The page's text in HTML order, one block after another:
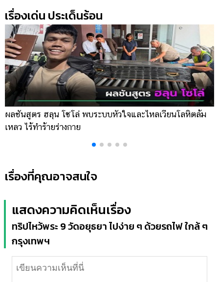
เรื่องเด่น ประเด็นร้อน
ผลชันสูตร ฮลุน โซโล่ พบระบบหัวใจและไหลเวียนโลหิตล้ม
เหลว ไร้ทำร้ายร่างกาย
เรื่องที่คุณอาจสนใจ
แสดงความคิดเห็นเรื่อง
ทริปไหว้พระ 9 วัดอยุธยา ไปง่าย ๆ ด้วยรถไฟ ใกล้ ๆ
กรุงเทพฯ